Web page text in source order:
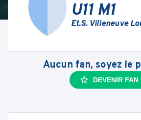
U11 M1
Et.S. Villeneuve
Aucun fan, soyez le
DEVENIR FAN